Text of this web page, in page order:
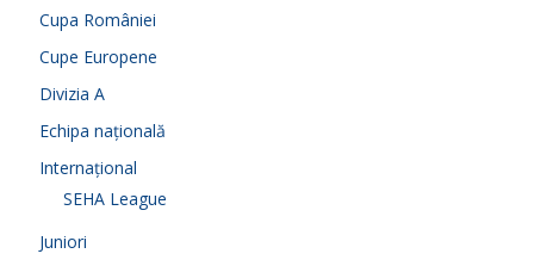
Cupa României
Cupe Europene
Divizia A
Echipa națională
Internațional
SEHA League
Juniori